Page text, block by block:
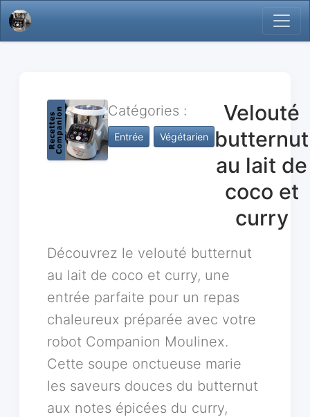
Catégories :
Entrée Végétarien
Velouté
butternut
au lait de
coco et
curry
Découvrez le velouté butternut
au lait de coco et curry, une
entrée parfaite pour un repas
chaleureux préparée avec votre
robot Companion Moulinex.
Cette soupe onctueuse marie
les saveurs douces du butternut
aux notes épicées du curry,